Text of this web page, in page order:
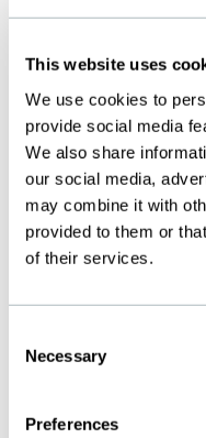
This website uses
We use cookies to
provide social media
We also share
our social media,
may combine it with
provided to them or
of their services.
Selection
Necessary
Preferences